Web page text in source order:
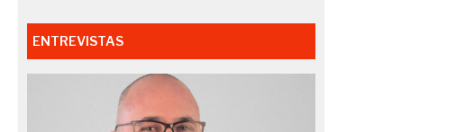
ENTREVISTAS